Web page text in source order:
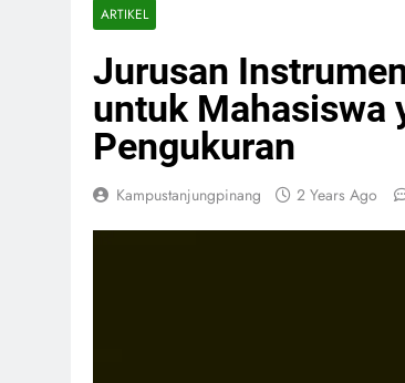
ARTIKEL
Jurusan
untuk Mahasiswa
Pengukuran
Kampustanjungpinang 2 Years Ago